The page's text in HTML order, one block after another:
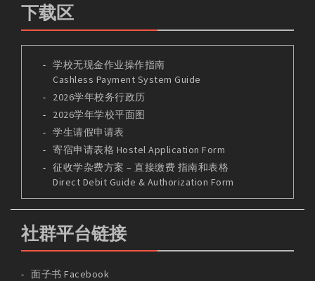
下载区
学校无现金作业操作指南
Cashless Payment System Guide
2026学年校务行政历
2026学年学校平面图
学生请假申请表
寄宿申请表格 Hostel Application Form
征收学杂费方案 – 直接缴费 指南和表格
Direct Debit Guide & Authorization Form
社群平台链接
面子书 Facebook